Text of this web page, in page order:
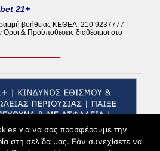
21+
βοήθειας ΚΕΘΕΑ: 210 9237777 |
& Προϋποθέσεις διαθέσιμοι στο
για να σας προσφέρουμε την
στη σελίδα μας. Εάν συνεχίσετε να